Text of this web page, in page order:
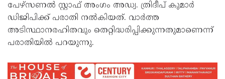
പേഴ്സണൽ സ്റ്റാഫ് അംഗം അഡ്വ. ത്രിദീപ് കുമാർ
ഡിജിപിക്ക് പരാതി നൽകിയത്. വാർത്ത
അടിസ്ഥാനരഹിതവും തെറ്റിദ്ധരിപ്പിക്കുന്നതുമാണെന്ന്
പരാതിയിൽ പറയുന്നു.